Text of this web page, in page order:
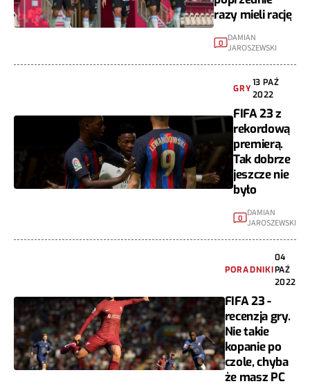
razy mieli rację
0
DAMIAN
JAROSZEWSKI
GRY
13 PAŹ
2022
FIFA 23 z
rekordową
premierą.
Tak dobrze
jeszcze nie
było
0
DAMIAN
JAROSZEWSKI
PORADNIKI
04
PAŹ
2022
FIFA 23 -
recenzja gry.
Nie takie
kopanie po
czole, chyba
że masz PC